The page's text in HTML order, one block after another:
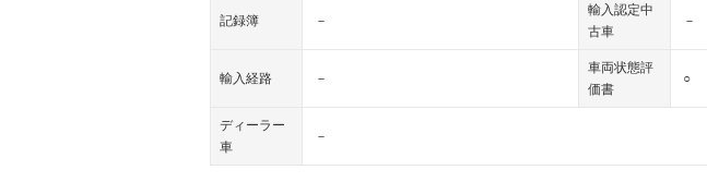
記録簿 －
輸入認定中
古車
－
輸入経路 －
車両状態評
価書
○
ディーラー
車
－